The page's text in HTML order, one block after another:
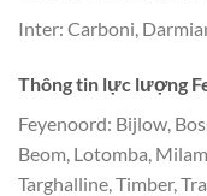
Inter: Carboni,
Thông tin lực lượng
Feyenoord: Bijlow,
Beom, Lotomba,
Targhalline, Timber,